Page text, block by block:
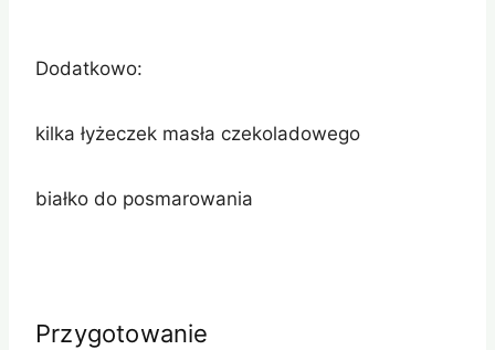
Dodatkowo:
kilka łyżeczek masła czekoladowego
białko do posmarowania
Przygotowanie